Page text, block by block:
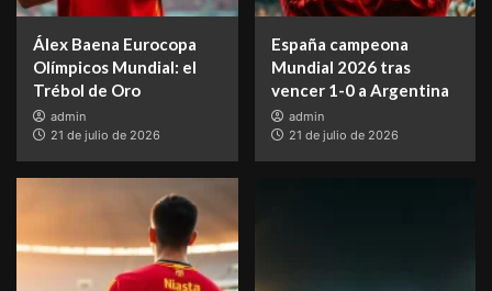
Álex Baena Eurocopa
Olímpicos Mundial: el
Trébol de Oro
admin
21 de julio de 2026
España campeona
Mundial 2026 tras
vencer 1-0 a Argentina
admin
21 de julio de 2026